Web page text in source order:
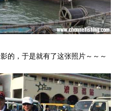
的，于是就有了这张照片～～～